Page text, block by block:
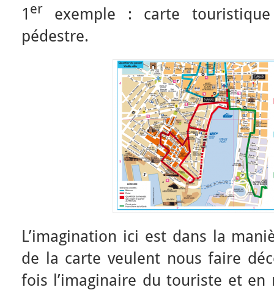
1 er exemple : carte
pédestre.
L’imagination ici est dans la
de la carte veulent nous faire
fois l’imaginaire du touriste et